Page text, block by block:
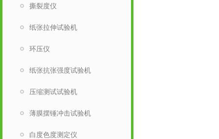
撕裂度仪
纸张拉伸试验机
环压仪
纸张抗张强度试验机
压缩测试试验机
薄膜摆锤冲击试验机
白度色度测定仪